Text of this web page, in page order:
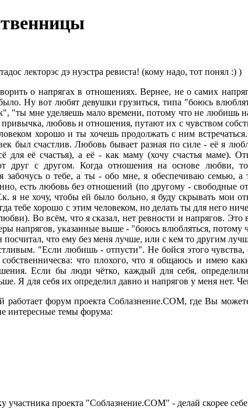
лекторэс дэ нуэстра ревиста! (кому надо, тот понял :) )
о напрягах в отношениях. Вернее, не о самих
Ну вот любят девушки грузиться, типа "боюсь
"ты мне уделяешь мало времени, потому что не любишь
любовь и отношения, путают их с чувством
хорошо и ты хочешь продолжать с ним
был счастлив. Любовь бывает разная по силе - её я
для её счастья), а её - как маму (хочу счастья маме).
друг с другом. Когда отношения на основе любви,
забочусь о тебе, а ты - обо мне, я обеспечиваю
есть любовь без отношений (по другому - свободные
я не хочу, чтобы ей было больно, я буду скрывать мои
тебе хорошо с этим человеком, но делать ты для него
Во всём, что я сказал, нет ревности и напрягов. Это
напрягов, указанные выше - "боюсь влюбляться, потому
посчитал, что ему без меня лучше, или с кем то другим
"Если любишь - отпусти". Не бойся этого
собственничесва: что плохого, что я общаюсь и имею
Если бы люди чётко, каждый для себя,
Я для себя их определил давно и напрягов у меня нет.
работает форум проекта Соблазнение.COM, где Вы
интересные темы форума:
участника проекта "Соблазнение.COM" - делай скорее